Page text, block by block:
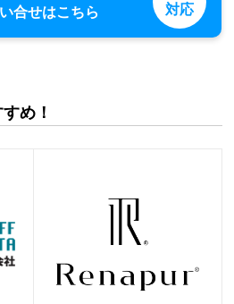
合せはこちら
対応
め！